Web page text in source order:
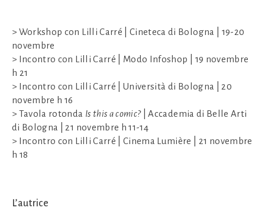
> Workshop con Lilli Carré | Cineteca di Bologna | 19-20
novembre
> Incontro con Lilli Carré | Modo Infoshop | 19 novembre
h 21
> Incontro con Lilli Carré | Università di Bologna | 20
novembre h 16
> Tavola rotonda Is this a comic?
| Accademia di Belle Arti
di Bologna | 21 novembre h 11-14
> Incontro con Lilli Carré | Cinema Lumière | 21 novembre
h 18
L’autrice